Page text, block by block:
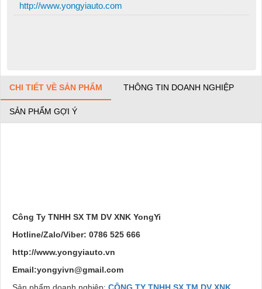
http://www.yongyiauto.com
CHI TIẾT VỀ SẢN PHẨM THÔNG TIN DOANH NGHIỆP
SẢN PHẨM GỢI Ý
Công Ty TNHH SX TM DV XNK YongYi
Hotline/Zalo/Viber: 0786 525 666
http://www.yongyiauto.vn
Email:yongyivn@gmail.com
Sản phẩm doanh nghiệp: CÔNG TY TNHH SX TM DV XNK